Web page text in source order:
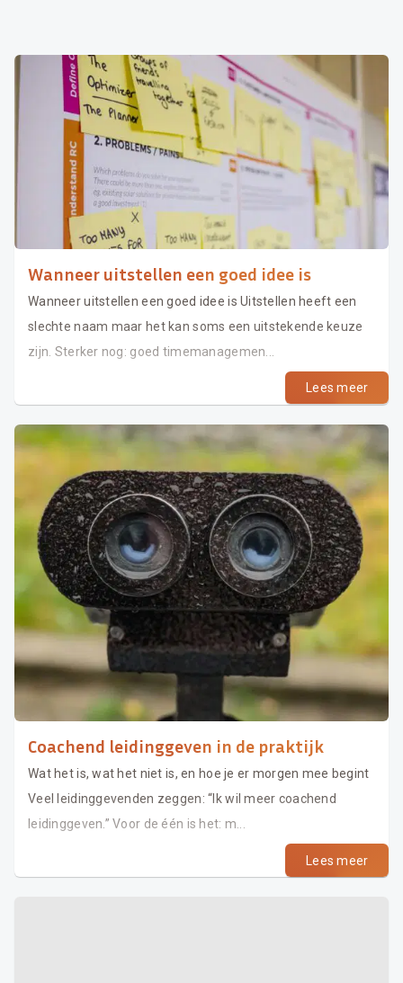
Wanneer uitstellen een goed idee is
Wanneer uitstellen een goed idee is Uitstellen heeft een
slechte naam maar het kan soms een uitstekende keuze
zijn. Sterker nog: goed timemanagemen...
Lees meer
Coachend leidinggeven in de praktijk
Wat het is, wat het niet is, en hoe je er morgen mee begint
Veel leidinggevenden zeggen: “Ik wil meer coachend
leidinggeven.” Voor de één is het: m...
Lees meer